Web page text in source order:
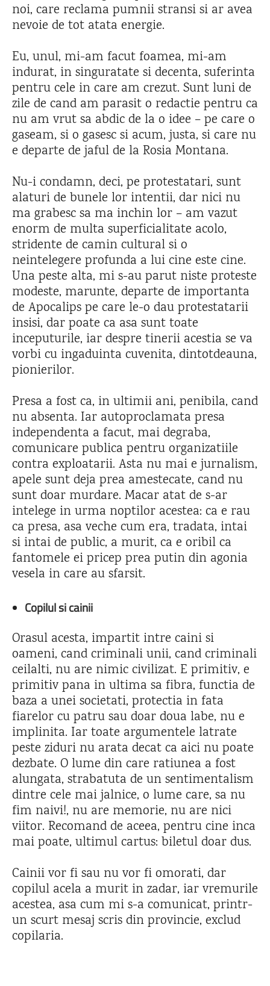
noi, care reclama pumnii stransi si ar avea
nevoie de tot atata energie.
Eu, unul, mi-am facut foamea, mi-am
indurat, in singuratate si decenta, suferinta
pentru cele in care am crezut. Sunt luni de
zile de cand am parasit o redactie pentru ca
nu am vrut sa abdic de la o idee – pe care o
gaseam, si o gasesc si acum, justa, si care nu
e departe de jaful de la Rosia Montana.
Nu-i condamn, deci, pe protestatari, sunt
alaturi de bunele lor intentii, dar nici nu
ma grabesc sa ma inchin lor – am vazut
enorm de multa superficialitate acolo,
stridente de camin cultural si o
neintelegere profunda a lui cine este cine.
Una peste alta, mi s-au parut niste proteste
modeste, marunte, departe de importanta
de Apocalips pe care le-o dau protestatarii
insisi, dar poate ca asa sunt toate
inceputurile, iar despre tinerii acestia se va
vorbi cu ingaduinta cuvenita, dintotdeauna,
pionierilor.
Presa a fost ca, in ultimii ani, penibila, cand
nu absenta. Iar autoproclamata presa
independenta a facut, mai degraba,
comunicare publica pentru organizatiile
contra exploatarii. Asta nu mai e jurnalism,
apele sunt deja prea amestecate, cand nu
sunt doar murdare. Macar atat de s-ar
intelege in urma noptilor acestea: ca e rau
ca presa, asa veche cum era, tradata, intai
si intai de public, a murit, ca e oribil ca
fantomele ei pricep prea putin din agonia
vesela in care au sfarsit.
Copilul si cainii
Orasul acesta, impartit intre caini si
oameni, cand criminali unii, cand criminali
ceilalti, nu are nimic civilizat. E primitiv, e
primitiv pana in ultima sa fibra, functia de
baza a unei societati, protectia in fata
fiarelor cu patru sau doar doua labe, nu e
implinita. Iar toate argumentele latrate
peste ziduri nu arata decat ca aici nu poate
dezbate. O lume din care ratiunea a fost
alungata, strabatuta de un sentimentalism
dintre cele mai jalnice, o lume care, sa nu
fim naivi!, nu are memorie, nu are nici
viitor. Recomand de aceea, pentru cine inca
mai poate, ultimul cartus: biletul doar dus.
Cainii vor fi sau nu vor fi omorati, dar
copilul acela a murit in zadar, iar vremurile
acestea, asa cum mi s-a comunicat, printr-
un scurt mesaj scris din provincie, exclud
copilaria.